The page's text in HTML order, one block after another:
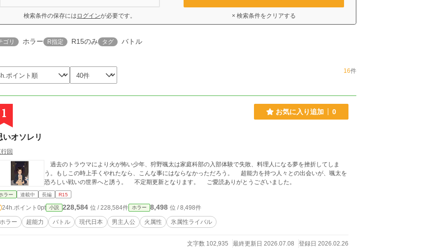
検索条件の保存には ログインが必要です。 × 検索条件をクリアする
ゴリ ホラー R指定 R15のみ タグ バトル
16件
1 お気に入り追加 0
いオソレリ
回
過去のトラウマにより火が怖い少年、狩野颯太は家庭科部の入部体験で失敗、料理人になる夢を挫折してしま
う。もしこの時上手くやれたなら、こんな事にはならなかっただろう。 超能力を持つ人々との出会いが、颯太を
恐ろしい戦いの世界へと誘う。 不定期更新となります。 ご愛読ありがとうございました。
ラー 連載中 長編 R15
24h.ポイント 0pt 小説 228,584 位 / 228,584件 ホラー 8,498 位 / 8,498件
ホラー 超能力 バトル 現代日本 男主人公 火属性 氷属性ライバル
文字数 102,935 最終更新日 2026.07.08 登録日 2026.02.26